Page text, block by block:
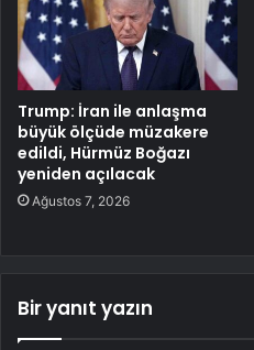
Trump: İran ile anlaşma
büyük ölçüde müzakere
edildi, Hürmüz Boğazı
yeniden açılacak
Ağustos 7, 2026
Bir yanıt yazın